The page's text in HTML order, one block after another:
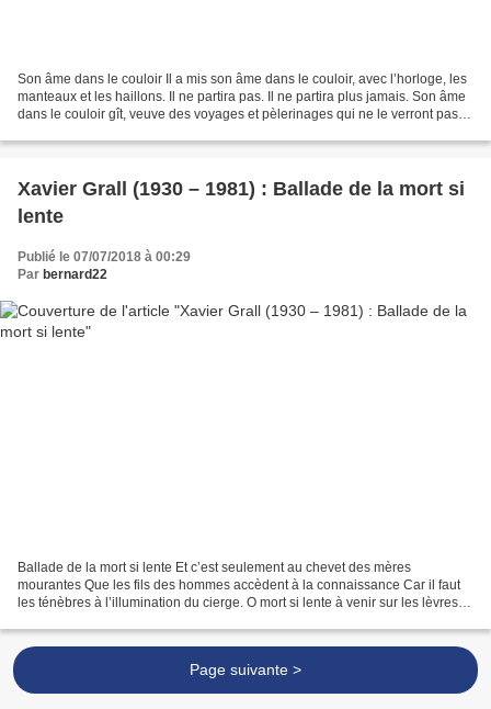
Son âme dans le couloir Il a mis son âme dans le couloir, avec l’horloge, les
manteaux et les haillons. Il ne partira pas. Il ne partira plus jamais. Son âme
dans le couloir gît, veuve des voyages et pèlerinages qui ne le verront pas
Xavier Grall (1930 – 1981) : Ballade de la mort si
lente
Publié le 07/07/2018 à 00:29
Par bernard22
Ballade de la mort si lente Et c’est seulement au chevet des mères
mourantes Que les fils des hommes accèdent à la connaissance Car il faut
les ténèbres à l’illumination du cierge. O mort si lente à venir sur les lèvres
Page suivante >